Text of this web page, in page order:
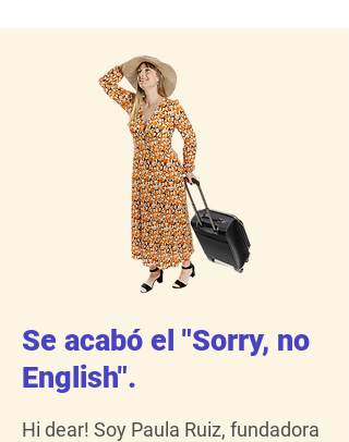
Se acabó el "Sorry, no
English".
Hi dear! Soy Paula Ruiz, fundadora